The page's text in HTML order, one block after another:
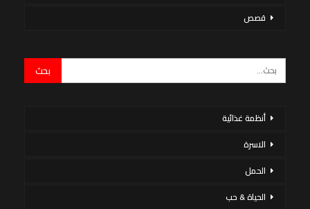
قصص
أنظمة غذائية
الاسرة
الحمل
الحياة & حب